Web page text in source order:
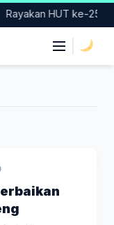
HUT ke-25,